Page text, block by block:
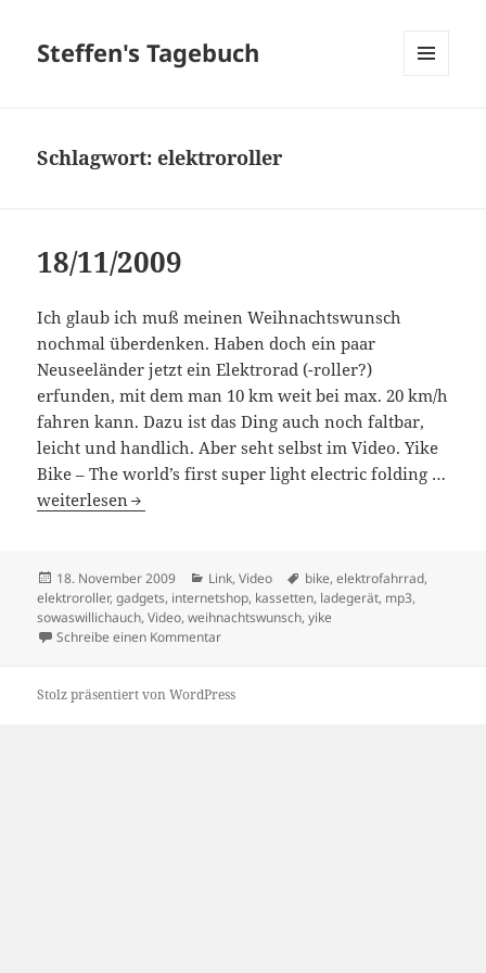
Steffen's Tagebuch
Schlagwort:elektroroller
18/11/2009
Ich glaub ich muß meinen Weihnachtswunsch
nochmal überdenken. Haben doch ein paar
Neuseeländer jetzt ein Elektrorad (-roller?)
erfunden, mit dem man 10 km weit bei max. 20 km/h
fahren kann. Dazu ist das Ding auch noch faltbar,
leicht und handlich. Aber seht selbst im Video. Yike
Bike – The world’s first super light electric folding …
18/11/2009
weiterlesen
Veröffentlicht
am
18. November 2009 Kategorien
Link,Video Schlagwörter
bike,elektrofahrrad,
elektroroller,gadgets, internetshop, kassetten, ladegerät, mp3,
sowaswillichauch,Video,weihnachtswunsch,yike
Schreibe einen Kommentarzu 18/11/2009
Stolz präsentiert von WordPress